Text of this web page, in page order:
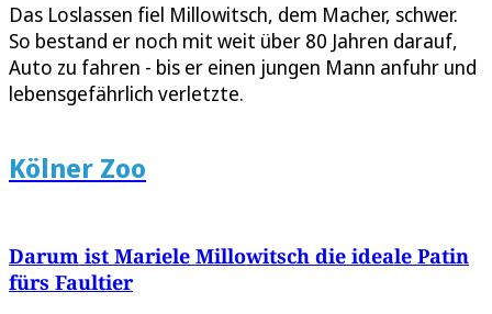
Das Loslassen fiel Millowitsch, dem Macher, schwer.
So bestand er noch mit weit über 80 Jahren darauf,
Auto zu fahren - bis er einen jungen Mann anfuhr und
lebensgefährlich verletzte.
Kölner Zoo
Darum ist Mariele Millowitsch die ideale Patin
fürs Faultier